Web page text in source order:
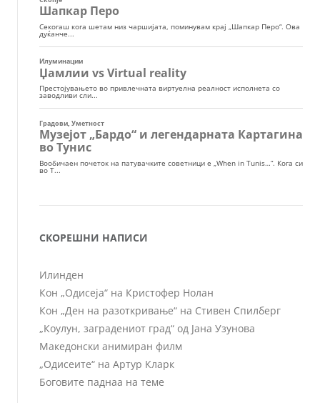
СКОРЕШНИ НАПИСИ
Илинден
Кон „Одисеја“ на Кристофер Нолан
Кон „Ден на разоткривање“ на Стивен Спилберг
„Коулун, заградениот град“ од Јана Узунова
Македонски анимиран филм
„Одисеите“ на Артур Кларк
Боговите паднаа на теме